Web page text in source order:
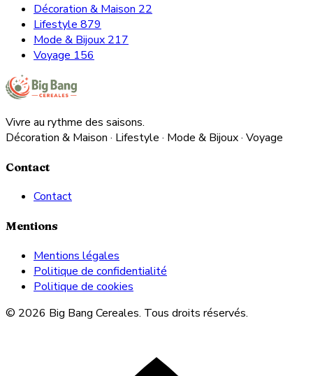
Décoration & Maison 22
Lifestyle 879
Mode & Bijoux 217
Voyage 156
Vivre au rythme des saisons.
Décoration & Maison · Lifestyle · Mode & Bijoux · Voyage
Contact
Contact
Mentions
Mentions légales
Politique de confidentialité
Politique de cookies
© 2026 Big Bang Cereales. Tous droits réservés.